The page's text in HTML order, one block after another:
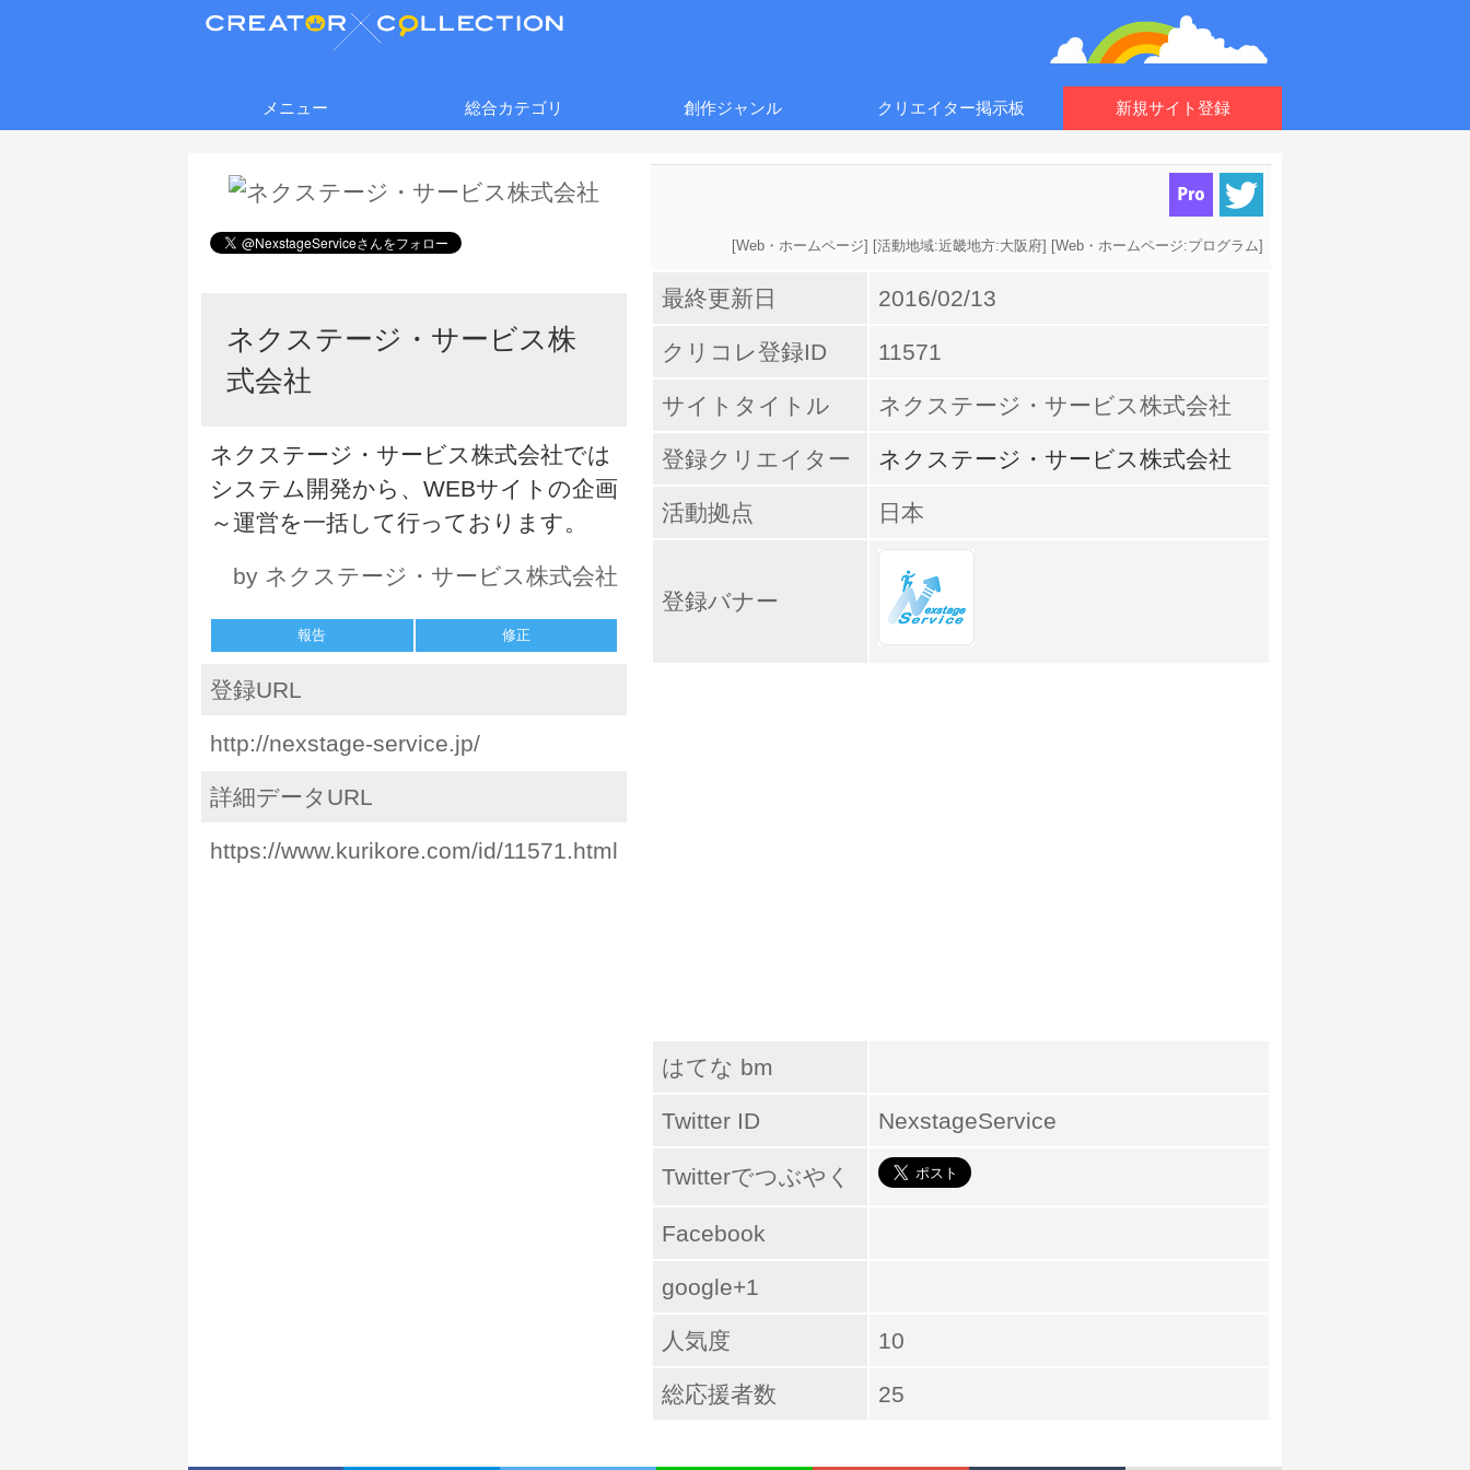
メニュー 総合カテゴリ 創作ジャンル クリエイター掲示板 新規サイト登録
ネクステージ・サービス株
式会社
ネクステージ・サービス株式会社では
システム開発から、WEBサイトの企画
～運営を一括して行っております。
by ネクステージ・サービス株式会社
報告 修正
登録URL
http://nexstage-service.jp/
詳細データURL
https://www.kurikore.com/id/11571.html
[Web・ホームページ] [活動地域:近畿地方:大阪府] [Web・ホームページ:プログラム]
最終更新日 2016/02/13
クリコレ登録ID 11571
サイトタイトル ネクステージ・サービス株式会社
登録クリエイター ネクステージ・サービス株式会社
活動拠点 日本
登録バナー
はてな bm
Twitter ID NexstageService
Twitterでつぶやく
Facebook
google+1
人気度 10
総応援者数 25